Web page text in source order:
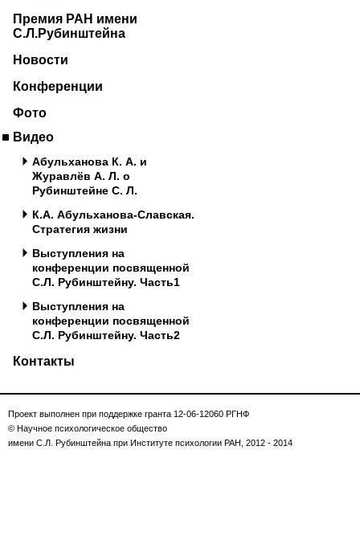
Премия РАН имени
С.Л.Рубинштейна
Новости
Конференции
Фото
Видео
Абульханова К. А. и
Журавлёв А. Л. о
Рубинштейне С. Л.
К.А. Абульханова-Славская.
Стратегия жизни
Выступления на
конференции посвященной
С.Л. Рубинштейну. Часть1
Выступления на
конференции посвященной
С.Л. Рубинштейну. Часть2
Контакты
Проект выполнен при поддержке гранта 12-06-12060 РГНФ
© Научное психологическое общество
имени С.Л. Рубинштейна при Институте психологии РАН, 2012 - 2014